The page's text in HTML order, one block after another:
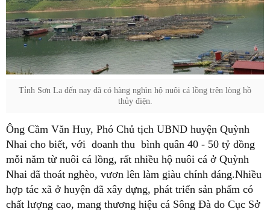
Tỉnh Sơn La đến nay đã có hàng nghìn hộ nuôi cá lồng trên lòng hồ
thủy điện.
Ông Cầm Văn Huy, Phó Chủ tịch UBND huyện Quỳnh
Nhai cho biết, với doanh thu bình quân 40 - 50 tỷ đồng
mỗi năm từ nuôi cá lồng, rất nhiều hộ nuôi cá ở Quỳnh
Nhai đã thoát nghèo, vươn lên làm giàu chính đáng.Nhiều
hợp tác xã ở huyện đã xây dựng, phát triển sản phẩm có
chất lượng cao, mang thương hiệu cá Sông Đà do Cục Sở